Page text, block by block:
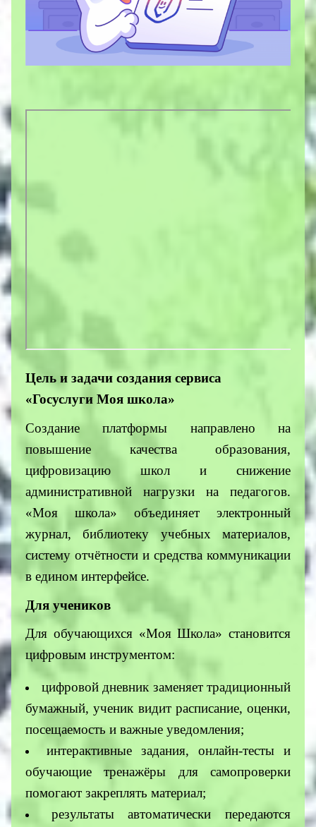
Цель и задачи создания сервиса
«Госуслуги Моя школа»
Создание платформы направлено на
повышение качества образования,
цифровизацию школ и снижение
административной нагрузки на педагогов.
«Моя школа» объединяет электронный
журнал, библиотеку учебных материалов,
систему отчётности и средства коммуникации
в едином интерфейсе.
Для учеников
Для обучающихся «Моя Школа» становится
цифровым инструментом:
цифровой дневник заменяет традиционный
бумажный, ученик видит расписание, оценки,
посещаемость и важные уведомления;
интерактивные задания, онлайн‑тесты и
обучающие тренажёры для самопроверки
помогают закреплять материал;
результаты автоматически передаются